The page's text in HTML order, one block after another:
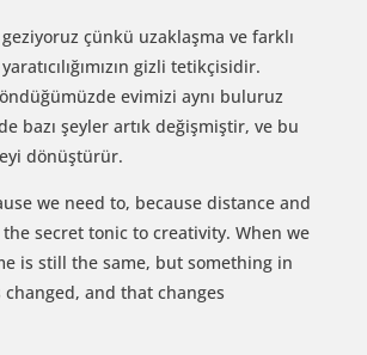
çünkü uzaklaşma ve farklı
gizli tetikçisidir.
evimizi aynı buluruz
bazı şeyler artık değişmiştir, ve bu
dönüştürür.
we need to, because distance and
secret tonic to creativity. When we
is still the same, but something in
and that changes